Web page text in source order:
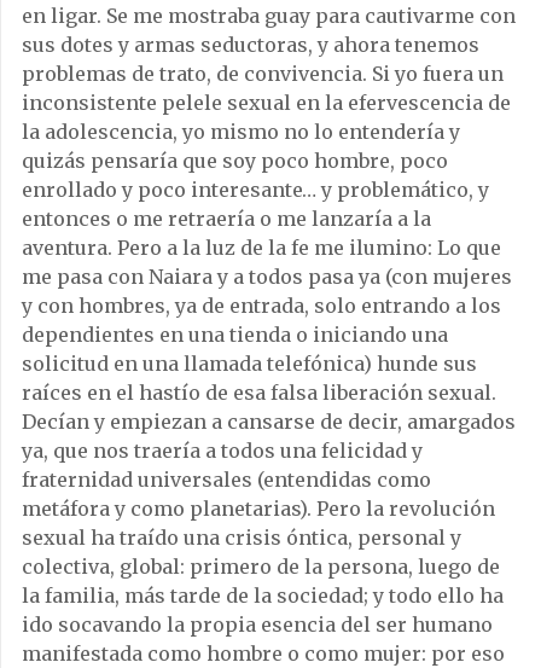
en ligar. Se me mostraba guay para cautivarme con
sus dotes y armas seductoras, y ahora tenemos
problemas de trato, de convivencia. Si yo fuera un
inconsistente pelele sexual en la efervescencia de
la adolescencia, yo mismo no lo entendería y
quizás pensaría que soy poco hombre, poco
enrollado y poco interesante… y problemático, y
entonces o me retraería o me lanzaría a la
aventura. Pero a la luz de la fe me ilumino: Lo que
me pasa con Naiara y a todos pasa ya (con mujeres
y con hombres, ya de entrada, solo entrando a los
dependientes en una tienda o iniciando una
solicitud en una llamada telefónica) hunde sus
raíces en el hastío de esa falsa liberación sexual.
Decían y empiezan a cansarse de decir, amargados
ya, que nos traería a todos una felicidad y
fraternidad universales (entendidas como
metáfora y como planetarias). Pero la revolución
sexual ha traído una crisis óntica, personal y
colectiva, global: primero de la persona, luego de
la familia, más tarde de la sociedad; y todo ello ha
ido socavando la propia esencia del ser humano
manifestada como hombre o como mujer: por eso